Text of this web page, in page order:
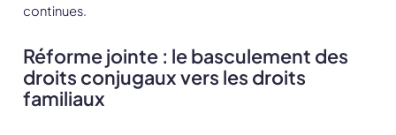
continues.
Réforme jointe : le basculement des
droits conjugaux vers les droits
familiaux